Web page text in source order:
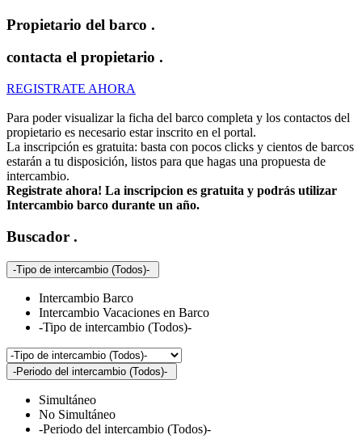
Propietario del barco .
contacta el propietario .
REGISTRATE AHORA
Para poder visualizar la ficha del barco completa y los contactos del
propietario es necesario estar inscrito en el portal.
La inscripción es gratuita: basta con pocos clicks y cientos de barcos
estarán a tu disposición, listos para que hagas una propuesta de
intercambio.
Registrate ahora! La inscripcion es gratuita y podrás utilizar
Intercambio barco durante un año.
Buscador .
-Tipo de intercambio (Todos)-
Intercambio Barco
Intercambio Vacaciones en Barco
-Tipo de intercambio (Todos)-
-Periodo del intercambio (Todos)-
Simultáneo
No Simultáneo
-Periodo del intercambio (Todos)-